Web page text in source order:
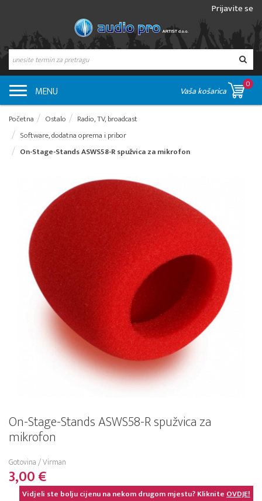
Prijavite se
MENU Vaša košarica
0
Početna Ostalo
Radio, TV, broadcast
Software, dodatna oprema i pribor
On-Stage-Stands ASWS58-R spužvica za mikrofon
On-Stage-Stands ASWS58-R spužvica za
mikrofon
Gotovina / Virman
3,00 €
Vidjeli ste bolju cijenu na nekom drugom mjestu? KlikniteOVDJE!